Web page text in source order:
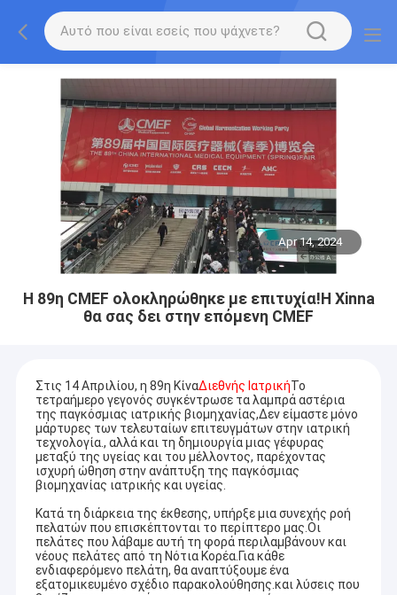
Apr 14, 2024
Η 89η CMEF ολοκληρώθηκε με επιτυχία!Η Xinna
θα σας δει στην επόμενη CMEF
Στις 14 Απριλίου, η 89η ΚίναΔιεθνής ΙατρικήΤο
τετραήμερο γεγονός συγκέντρωσε τα λαμπρά αστέρια
της παγκόσμιας ιατρικής βιομηχανίας,Δεν είμαστε μόνο
μάρτυρες των τελευταίων επιτευγμάτων στην ιατρική
τεχνολογία., αλλά και τη δημιουργία μιας γέφυρας
μεταξύ της υγείας και του μέλλοντος, παρέχοντας
ισχυρή ώθηση στην ανάπτυξη της παγκόσμιας
βιομηχανίας ιατρικής και υγείας.
Κατά τη διάρκεια της έκθεσης, υπήρξε μια συνεχής ροή
πελατών που επισκέπτονται το περίπτερο μας.Οι
πελάτες που λάβαμε αυτή τη φορά περιλαμβάνουν και
νέους πελάτες από τη Νότια Κορέα.Για κάθε
ενδιαφερόμενο πελάτη, θα αναπτύξουμε ένα
εξατομικευμένο σχέδιο παρακολούθησης.και λύσεις που